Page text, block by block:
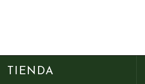
TIENDA